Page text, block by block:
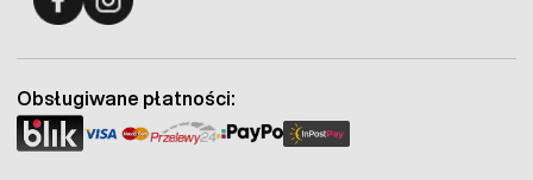
Obsługiwane płatności: